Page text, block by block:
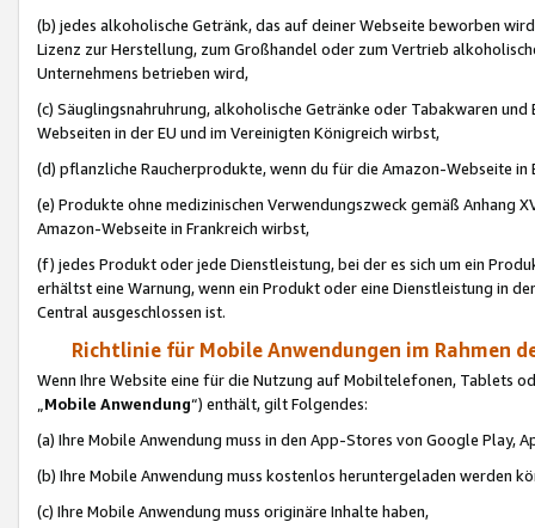
(b) jedes alkoholische Getränk, das auf deiner Webseite beworben
Lizenz zur Herstellung, zum Großhandel oder zum Vertrieb
Unternehmens betrieben wird,
(c) Säuglingsnahruhrung, alkoholische Getränke oder Tabakwaren
Webseiten in der EU und im Vereinigten Königreich wirbst,
(d) pflanzliche Raucherprodukte, wenn du für die Amazon-Webseite in
(e) Produkte ohne medizinischen Verwendungszweck gemäß Anhang
Amazon-Webseite in Frankreich wirbst,
(f) jedes Produkt oder jede Dienstleistung, bei der es sich um ein
erhältst eine Warnung, wenn ein Produkt oder eine Dienstleistung in
Central ausgeschlossen ist.
Richtlinie für Mobile Anwendungen im Rahmen
Wenn Ihre Website eine für die Nutzung auf Mobiltelefonen, Tablets
„Mobile Anwendung“) enthält, gilt Folgendes:
(a) Ihre Mobile Anwendung muss in den App-Stores von Google Play,
(b) Ihre Mobile Anwendung muss kostenlos heruntergeladen werden
(c) Ihre Mobile Anwendung muss originäre Inhalte haben,